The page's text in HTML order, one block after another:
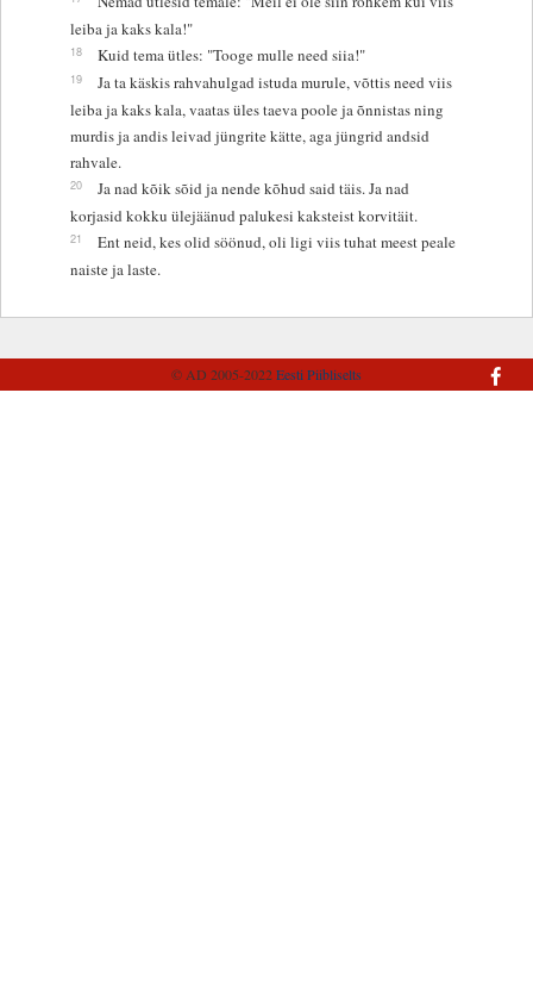
leiba ja kaks kala!"
18 Kuid tema ütles: "Tooge mulle need siia!"
19
Ja ta käskis rahvahulgad istuda murule, võttis need viis
leiba ja kaks kala, vaatas üles taeva poole ja õnnistas ning
murdis ja andis leivad jüngrite kätte, aga jüngrid andsid
rahvale.
20
Ja nad kõik sõid ja nende kõhud said täis. Ja nad
korjasid kokku ülejäänud palukesi kaksteist korvitäit.
21
Ent neid, kes olid söönud, oli ligi viis tuhat meest peale
naiste ja laste.
© AD 2005-2022Eesti Piibliselts